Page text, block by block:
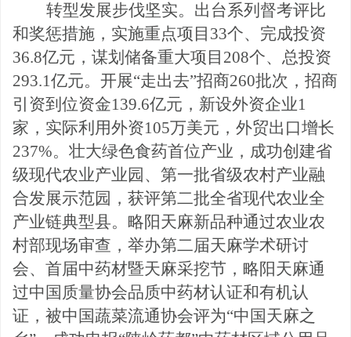
转型发展步伐坚实。 出台系列督考评比
和奖惩措施，实施重点项目 33个、完成投资
36.8亿元，谋划储备重大项目 208个、总投资
293.1亿元。开展“走出去”招商260批次，招商
引资到位资金139.6亿元，新设外资企业1
家，实际利用外资105万美元，外贸出口增长
237%。壮大绿色食药首位产业，成功创建省
级现代农业产业园、第一批省级农村产业融
合发展示范园，获评第二批全省现代农业全
产业链典型县。略阳天麻新品种通过农业农
村部现场审查，举办第二届天麻学术研讨
会、首届中药材暨天麻采挖节，略阳天麻通
过中国质量协会品质中药材认证和有机认
证，被中国蔬菜流通协会评为“中国天麻之